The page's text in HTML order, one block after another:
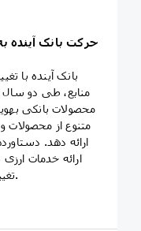
حرکت بانک آینده
بانک آینده با
منابع، طی دو
محصولات بانکی
متنوع از محصولات
ارائه دهد.
ارائه خدمات
تغییر جهت استراتژیک در بانک آینده است.